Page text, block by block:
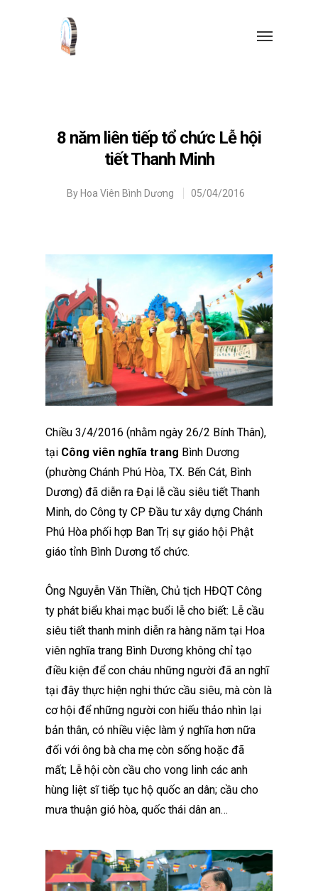
8 năm liên tiếp tổ chức Lễ hội
tiết Thanh Minh
By Hoa Viên Bình Dương 05/04/2016
Chiều 3/4/2016 (nhằm ngày 26/2 Bính Thân),
tại Công viên nghĩa trang Bình Dương
(phường Chánh Phú Hòa, TX. Bến Cát, Bình
Dương) đã diễn ra Đại lễ cầu siêu tiết Thanh
Minh, do Công ty CP Đầu tư xây dựng Chánh
Phú Hòa phối hợp Ban Trị sự giáo hội Phật
giáo tỉnh Bình Dương tổ chức.
Ông Nguyễn Văn Thiền, Chủ tịch HĐQT Công
ty phát biểu khai mạc buổi lễ cho biết: Lễ cầu
siêu tiết thanh minh diễn ra hàng năm tại Hoa
viên nghĩa trang Bình Dương không chỉ tạo
điều kiện để con cháu những người đã an nghĩ
tại đây thực hiện nghi thức cầu siêu, mà còn là
cơ hội để những người con hiếu thảo nhìn lại
bản thân, có nhiều việc làm ý nghĩa hơn nữa
đối với ông bà cha mẹ còn sống hoặc đã
mất; Lễ hội còn cầu cho vong linh các anh
hùng liệt sĩ tiếp tục hộ quốc an dân; cầu cho
mưa thuận gió hòa, quốc thái dân an…